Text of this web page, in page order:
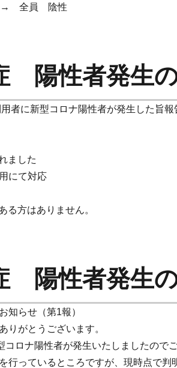
→ 全員 陰性
陽性者発生の
に新型コロナ陽性者が発生した旨報
ました
にて対応
方はありません。
陽性者発生の
らせ（第1報）
りがとうございます。
ロナ陽性者が発生いたしましたのでご
行っているところですが、現時点で判